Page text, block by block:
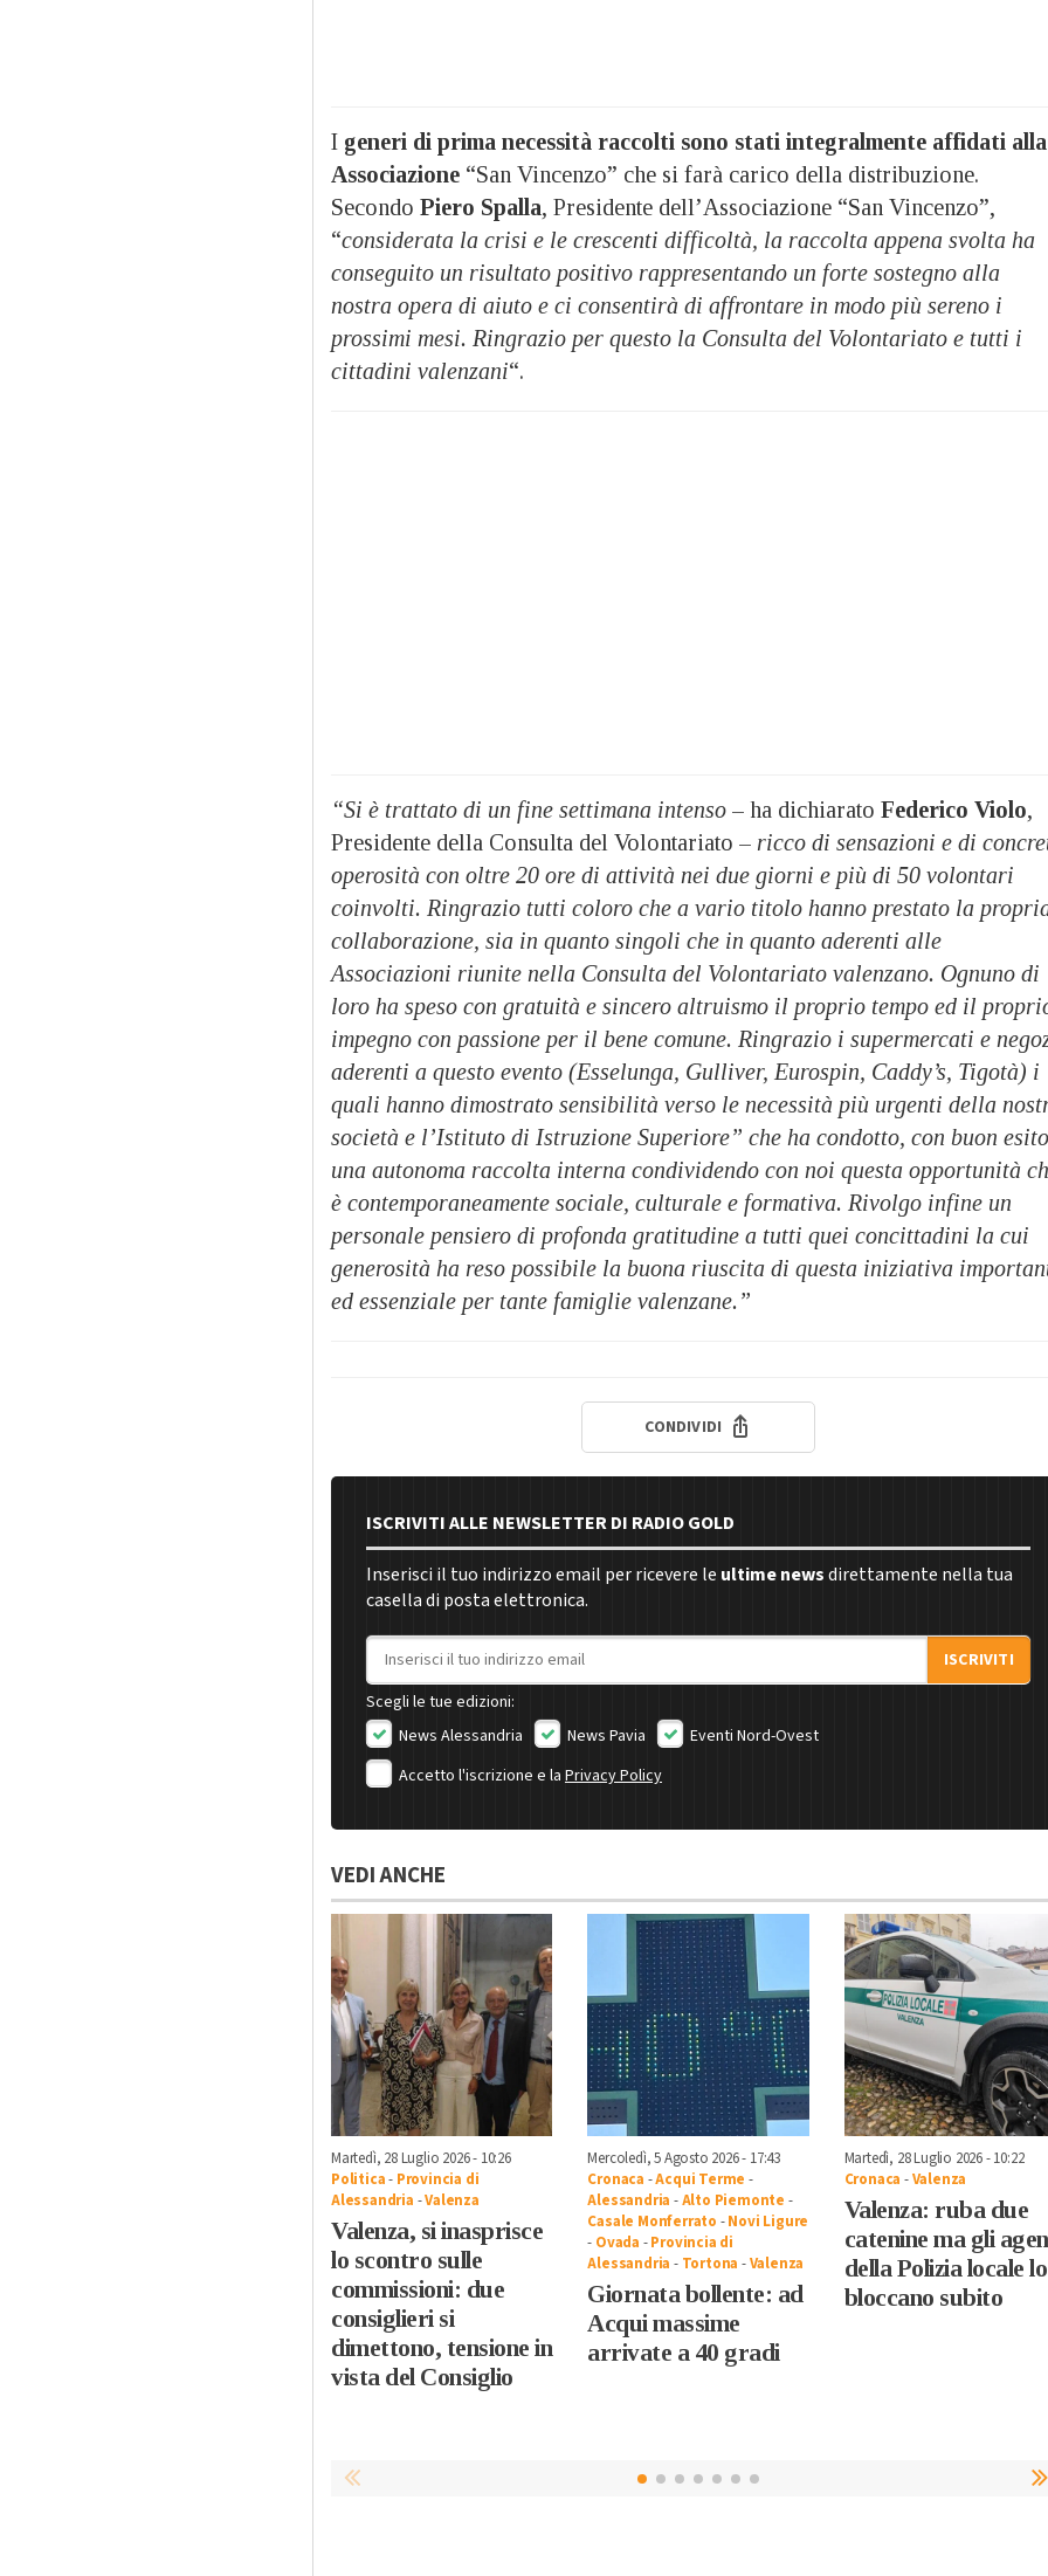
I generi di prima necessità raccolti sono stati integralmente affidati alla
Associazione “San Vincenzo” che si farà carico della distribuzione.
Secondo Piero Spalla, Presidente dell’Associazione “San Vincenzo”,
“considerata la crisi e le crescenti difficoltà, la raccolta appena svolta ha
conseguito un risultato positivo rappresentando un forte sostegno alla
nostra opera di aiuto e ci consentirà di affrontare in modo più sereno i
prossimi mesi. Ringrazio per questo la Consulta del Volontariato e tutti i
cittadini valenzani“.
“Si è trattato di un fine settimana intenso – ha dichiarato Federico Violo,
Presidente della Consulta del Volontariato – ricco di sensazioni e di
operosità con oltre 20 ore di attività nei due giorni e più di 50 volontari
coinvolti. Ringrazio tutti coloro che a vario titolo hanno prestato la
collaborazione, sia in quanto singoli che in quanto aderenti alle
Associazioni riunite nella Consulta del Volontariato valenzano. Ognuno di
loro ha speso con gratuità e sincero altruismo il proprio tempo ed il
impegno con passione per il bene comune. Ringrazio i supermercati e
aderenti a questo evento (Esselunga, Gulliver, Eurospin, Caddy’s, Tigotà) i
quali hanno dimostrato sensibilità verso le necessità più urgenti della
società e l’Istituto di Istruzione Superiore” che ha condotto, con buon
una autonoma raccolta interna condividendo con noi questa opportunità
è contemporaneamente sociale, culturale e formativa. Rivolgo infine un
personale pensiero di profonda gratitudine a tutti quei concittadini la cui
generosità ha reso possibile la buona riuscita di questa iniziativa
ed essenziale per tante famiglie valenzane.”
CONDIVIDI
ISCRIVITI ALLE NEWSLETTER DI RADIO GOLD
Inserisci il tuo indirizzo email per ricevere le ultime newsdirettamente nella tua
casella di posta elettronica.
Indirizzo email
ISCRIVITI
Scegli le tue edizioni:
News Alessandria
News Pavia
Eventi Nord-Ovest
Accetto l'iscrizione e la Privacy Policy
VEDI ANCHE
Martedì, 28 Luglio 2026 - 10:26
Politica- Provincia di
Alessandria -Valenza
Valenza, si inasprisce
lo scontro sulle
commissioni: due
consiglieri si
dimettono, tensione in
vista del Consiglio
Mercoledì, 5 Agosto 2026 - 17:43
Cronaca -Acqui Terme -
Alessandria -Alto Piemonte -
Casale Monferrato -Novi Ligure
- Ovada -Provincia di
Alessandria - Tortona -Valenza
Giornata bollente: ad
Acqui massime
arrivate a 40 gradi
Martedì, 28 Luglio 2026 - 10:22
Cronaca -Valenza
Valenza: ruba due
catenine ma gli
della Polizia locale lo
bloccano subito